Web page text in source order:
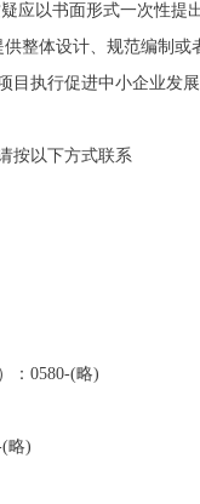
应以书面形式一次性
整体设计、规范编制
目执行促进中小企业
按以下方式联系
：0580-(略)
略)